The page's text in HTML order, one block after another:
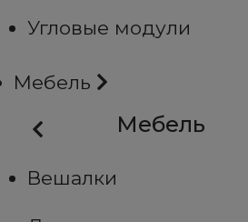
Угловые модули
Мебель
Мебель
Вешалки